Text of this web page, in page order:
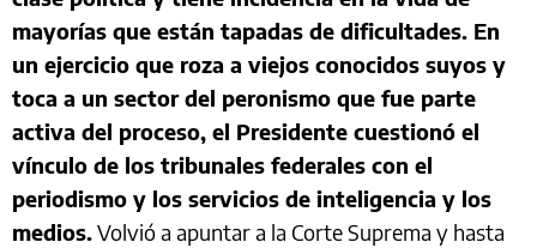
mayorías que están tapadas de dificultades. En
un ejercicio que roza a viejos conocidos suyos y
toca a un sector del peronismo que fue parte
activa del proceso, el Presidente cuestionó el
vínculo de los tribunales federales con el
periodismo y los servicios de inteligencia y los
medios.Volvió a apuntar a la Corte Suprema y hasta